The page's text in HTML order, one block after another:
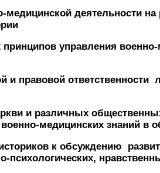
медицинской деятельности на
принципов управления
правовой ответственности
и различных
медицинских знаний в
к обсуждению
психологических,